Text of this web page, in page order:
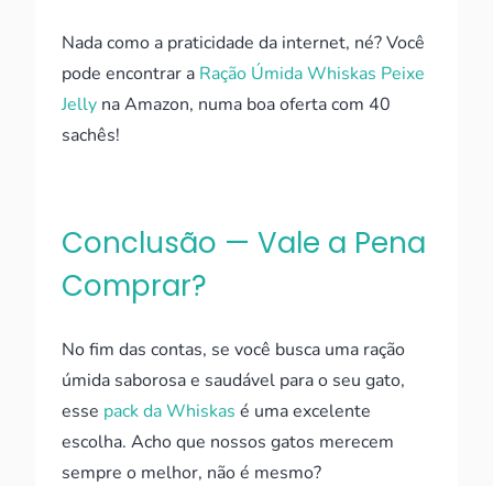
Nada como a praticidade da internet, né? Você
pode encontrar a Ração Úmida Whiskas Peixe
Jelly na Amazon, numa boa oferta com 40
sachês!
Conclusão — Vale a Pena
Comprar?
No fim das contas, se você busca uma ração
úmida saborosa e saudável para o seu gato,
esse pack da Whiskas é uma excelente
escolha. Acho que nossos gatos merecem
sempre o melhor, não é mesmo?